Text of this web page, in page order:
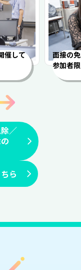
催して
面接の
参加者
／
ら